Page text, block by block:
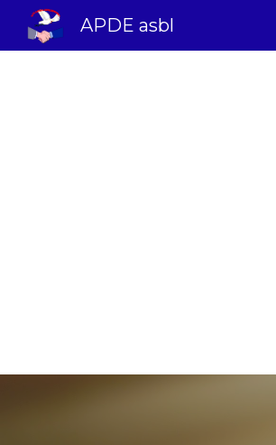
APDE asbl